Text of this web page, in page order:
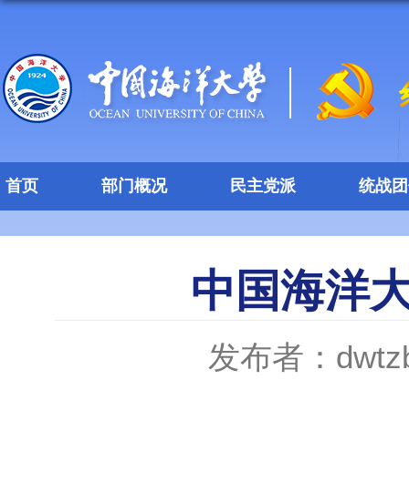
首页 部门概况 民主党派 统战
中国海洋
发布者：